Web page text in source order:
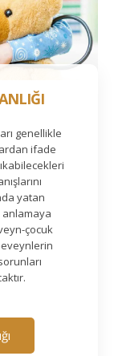
genellikle
ifade
yatan
anlamaya
çocuk